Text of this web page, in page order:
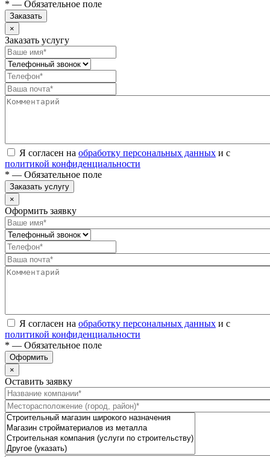
* — Обязательное поле
Заказать
×
Заказать услугу
Я согласен на обработку персональных данных и с
политикой конфиденциальности
* — Обязательное поле
Заказать услугу
×
Оформить заявку
Я согласен на обработку персональных данных и с
политикой конфиденциальности
* — Обязательное поле
Оформить
×
Оставить заявку